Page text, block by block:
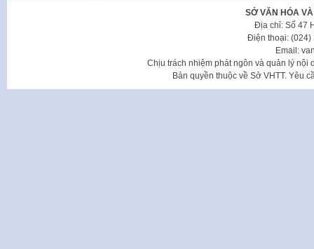
SỞ VĂN HÓA
Địa chỉ: Số 47
Điện thoại: (024)
Email:
Chịu trách nhiệm phát ngôn và quản lý nội
Bản quyền thuộc về Sở VHTT. Yêu